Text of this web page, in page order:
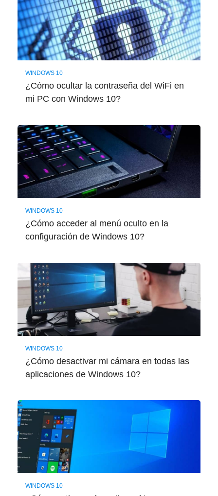
WINDOWS 10
¿Cómo ocultar la contraseña del WiFi en
mi PC con Windows 10?
WINDOWS 10
¿Cómo acceder al menú oculto en la
configuración de Windows 10?
WINDOWS 10
¿Cómo desactivar mi cámara en todas las
aplicaciones de Windows 10?
WINDOWS 10